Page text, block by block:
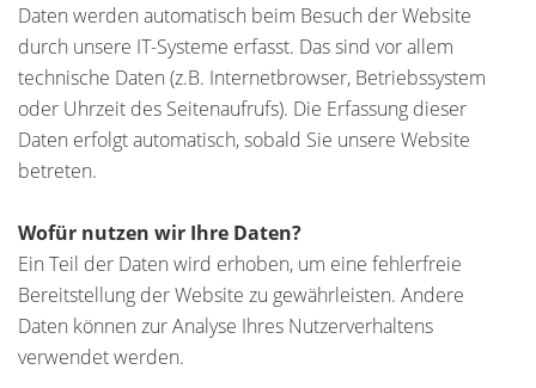
Daten werden automatisch beim Besuch der Website
durch unsere IT-Systeme erfasst. Das sind vor allem
technische Daten (z.B. Internetbrowser, Betriebssystem
oder Uhrzeit des Seitenaufrufs). Die Erfassung dieser
Daten erfolgt automatisch, sobald Sie unsere Website
betreten.
Wofür nutzen wir Ihre Daten?
Ein Teil der Daten wird erhoben, um eine fehlerfreie
Bereitstellung der Website zu gewährleisten. Andere
Daten können zur Analyse Ihres Nutzerverhaltens
verwendet werden.